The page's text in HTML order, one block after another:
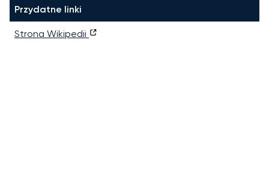
Przydatne linki
Strona Wikipedii